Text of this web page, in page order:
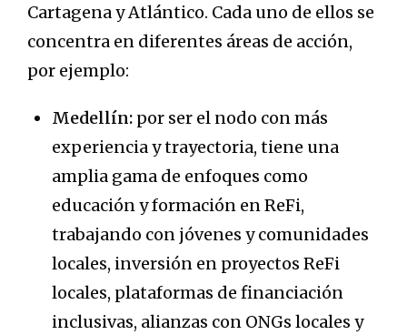
Cartagena y Atlántico. Cada uno de ellos se
concentra en diferentes áreas de acción,
por ejemplo:
Medellín: por ser el nodo con más
experiencia y trayectoria, tiene una
amplia gama de enfoques como
educación y formación en ReFi,
trabajando con jóvenes y comunidades
locales, inversión en proyectos ReFi
locales, plataformas de financiación
inclusivas, alianzas con ONGs locales y